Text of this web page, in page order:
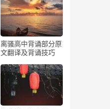
离骚高中背诵部分原
文翻译及背诵技巧